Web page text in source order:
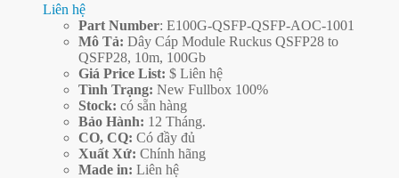
Liên hệ
Part Number: E100G-QSFP-QSFP-AOC-1001
Mô Tả: Dây Cáp Module Ruckus QSFP28 to
QSFP28, 10m, 100Gb
Giá Price List: $ Liên hệ
Tình Trạng: New Fullbox 100%
Stock: có sẵn hàng
Bảo Hành: 12 Tháng.
CO, CQ: Có đầy đủ
Xuất Xứ: Chính hãng
Made in: Liên hệ